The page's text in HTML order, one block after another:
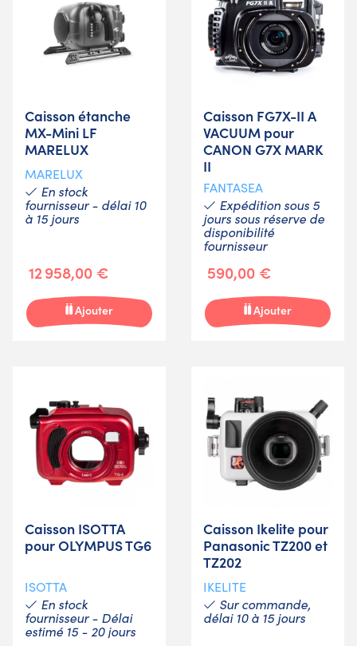
Caisson étanche
MX-Mini LF
MARELUX
MARELUX
En stock
fournisseur - délai 10
à 15 jours
12 958,00 €
Ajouter
Caisson FG7X-II A
VACUUM pour
CANON G7X MARK
II
FANTASEA
Expédition sous 5
jours sous réserve de
disponibilité
fournisseur
590,00 €
Ajouter
Caisson ISOTTA
pour OLYMPUS TG6
ISOTTA
En stock
fournisseur - Délai
estimé 15 - 20 jours
Caisson Ikelite pour
Panasonic TZ200 et
TZ202
IKELITE
Sur commande,
délai 10 à 15 jours